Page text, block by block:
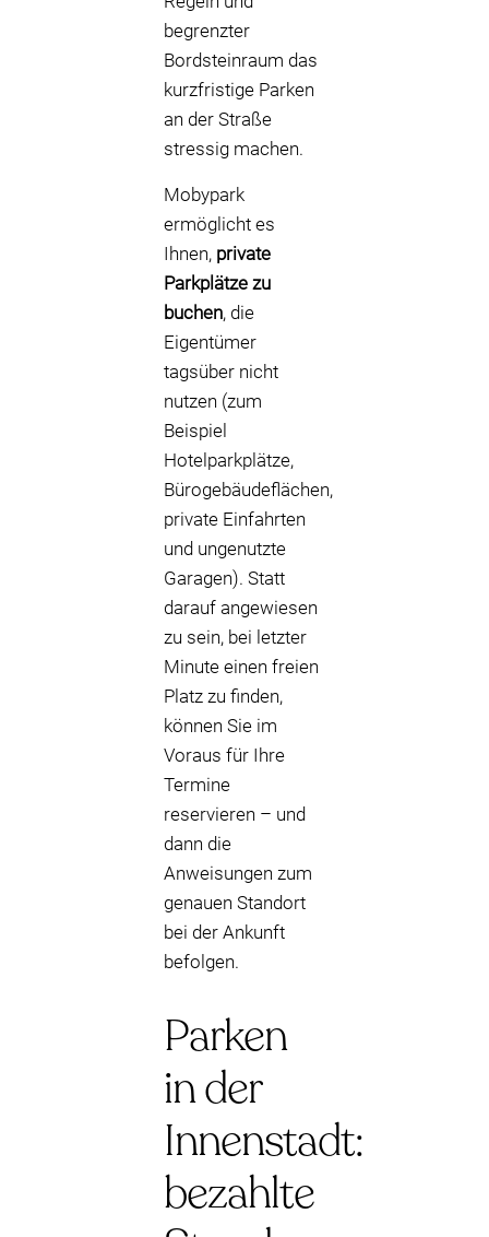
begrenzter
Bordsteinraum das
kurzfristige Parken
an der Straße
stressig machen.
Mobypark
ermöglicht es
Ihnen, private
Parkplätze zu
buchen, die
Eigentümer
tagsüber nicht
nutzen (zum
Beispiel
Hotelparkplätze,
Bürogebäudeflächen,
private Einfahrten
und ungenutzte
Garagen). Statt
darauf angewiesen
zu sein, bei letzter
Minute einen freien
Platz zu finden,
können Sie im
Voraus für Ihre
Termine
reservieren – und
dann die
Anweisungen zum
genauen Standort
bei der Ankunft
befolgen.
Parken
in der
Innenstadt:
bezahlte